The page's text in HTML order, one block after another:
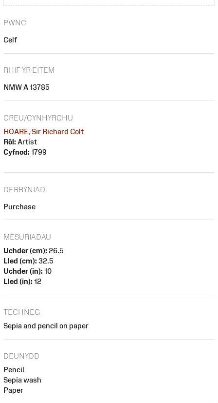
PWNC
Celf
RHIF YR EITEM
NMW A 13785
CREU/CYNHYRCHU
HOARE, Sir Richard Colt
Rôl: Artist
Cyfnod: 1799
DERBYNIAD
Purchase
MESURIADAU
Uchder (cm): 26.5
Lled (cm): 32.5
Uchder (in): 10
Lled (in): 12
TECHNEG
Sepia and pencil on paper
DEUNYDD
Pencil
Sepia wash
Paper